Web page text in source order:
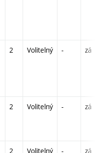
2 Volitelný - zá
2 Volitelný - zá
2 Volitelný - zá